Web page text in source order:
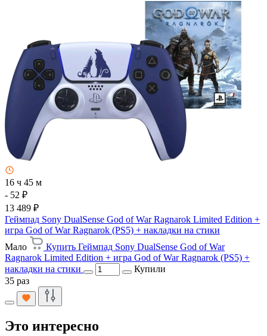
16 ч 45 м
- 52 ₽
13 489 ₽
Геймпад Sony DualSense God of War Ragnarok Limited Edition +
игра God of War Ragnarok (PS5) + накладки на стики
Мало
Купить Геймпад Sony DualSense God of War
Ragnarok Limited Edition + игра God of War Ragnarok (PS5) +
накладки на стики
Купили
35 раз
Это интересно